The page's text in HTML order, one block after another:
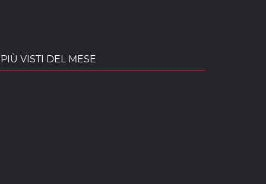
PIÙ VISTI DEL MESE